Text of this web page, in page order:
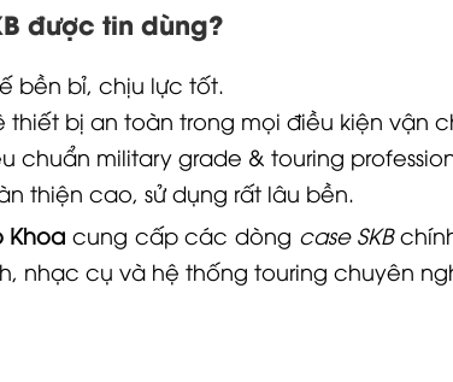
được tin dùng?
bền bỉ, chịu lực tốt.
thiết bị an toàn trong mọi điều kiện vận
chuẩn military grade & touring
thiện cao, sử dụng rất lâu bền.
Khoa cung cấp các dòng case SKB
nhạc cụ và hệ thống touring chuyên